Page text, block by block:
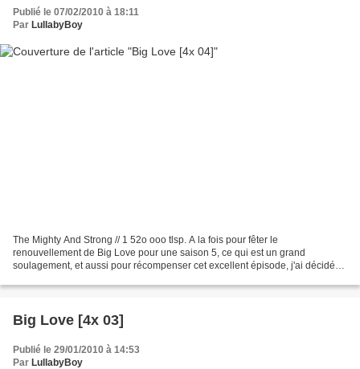
Publié le 07/02/2010 à 18:11
Par LullabyBoy
The Mighty And Strong // 1 52o ooo tlsp. A la fois pour fêter le
renouvellement de Big Love pour une saison 5, ce qui est un grand
soulagement, et aussi pour récompenser cet excellent épisode, j'ai décidé
Big Love [4x 03]
Publié le 29/01/2010 à 14:53
Par LullabyBoy